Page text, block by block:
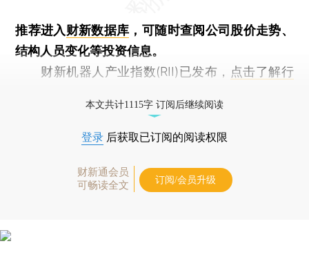
推荐进入财新数据库 ，可随时查阅公司股价走势、
结构人员变化等投资信息。
财新机器人产业指数(RII)已发布， 点击了解行
本文共计1115字 订阅后继续阅读
登录 后获取已订阅的阅读权限
财新通会员
可畅读全文
订阅/会员升级